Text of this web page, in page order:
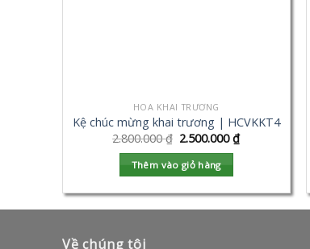
HOA KHAI TRƯƠNG
Kệ chúc mừng khai trương | HCVKKT4
2.800.000₫ 2.500.000₫
Thêm vào giỏ hàng
Về chúng tôi